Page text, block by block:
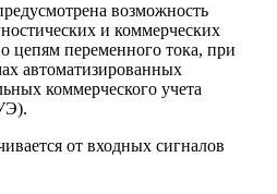
возможность
и коммерческих
цепям переменного тока, при
автоматизированных
коммерческого учета
от входных сигналов